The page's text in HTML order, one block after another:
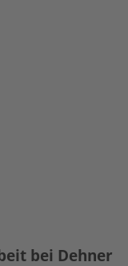
bei Dehner